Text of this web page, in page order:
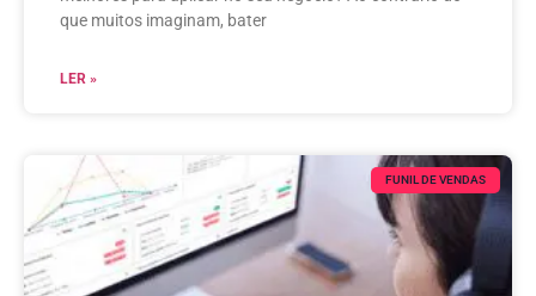
que muitos imaginam, bater
LER »
FUNIL DE VENDAS